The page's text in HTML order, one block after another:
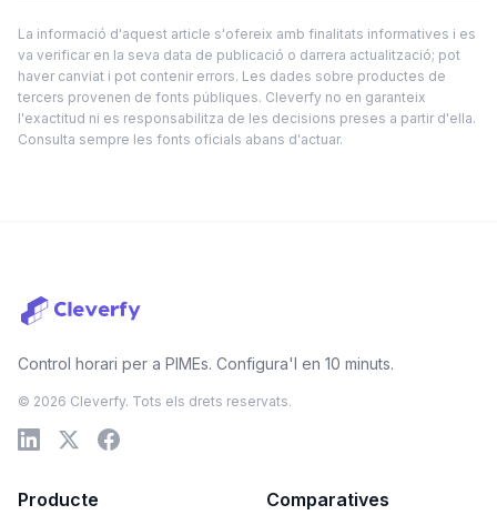
La informació d'aquest article s'ofereix amb finalitats informatives i es
va verificar en la seva data de publicació o darrera actualització; pot
haver canviat i pot contenir errors. Les dades sobre productes de
tercers provenen de fonts públiques. Cleverfy no en garanteix
l'exactitud ni es responsabilitza de les decisions preses a partir d'ella.
Consulta sempre les fonts oficials abans d'actuar.
Control horari per a PIMEs. Configura'l en 10 minuts.
© 2026 Cleverfy. Tots els drets reservats.
Producte Comparatives